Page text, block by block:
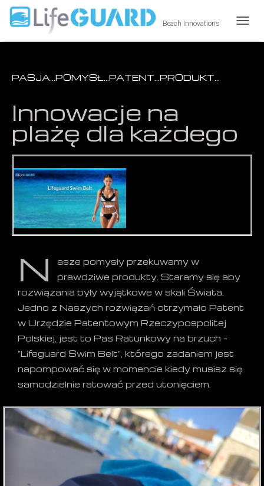
Beach Innovations
O
A
PASJA…POMYSŁ…PATENT…PRODUKT…
Innowacje na
plażę dla każdego
N
asze pomysły przekuwamy w
prawdziwe produkty. Staramy się aby
rozwiązania były wyjątkowe w skali Świata.
Jedno z Naszych rozwiązań otrzymało Patent
w Urzędzie Patentowym Rzeczypospolitej
Polskiej, jest to Pas Ratunkowy na brzuch –
“Lifeguard Swim Belt”, którego zadaniem jest
napompować się w momencie kiedy musisz się
samodzielnie ratować przed utonięciem.